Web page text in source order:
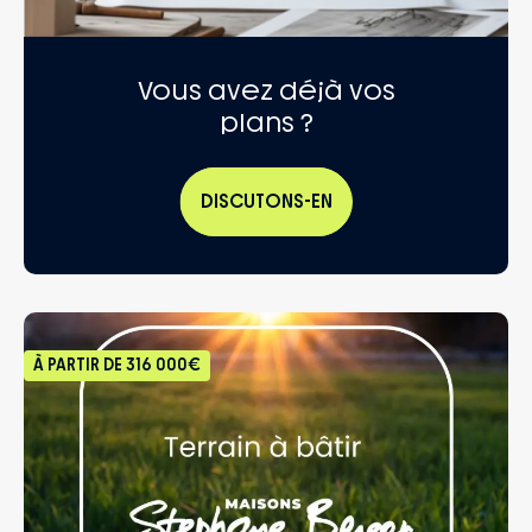
Vous avez déjà vos
plans ?
DISCUTONS-EN
À PARTIR DE 316 000€